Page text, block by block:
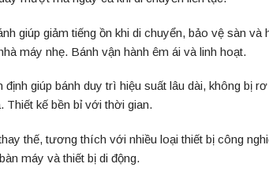
giúp giảm tiếng ồn khi di chuyển, bảo vệ sàn
máy nhẹ. Bánh vận hành êm ái và linh hoạt.
định giúp bánh duy trì hiệu suất lâu dài, không bị
Thiết kế bền bỉ với thời gian.
thế, tương thích với nhiều loại thiết bị công
máy và thiết bị di động.